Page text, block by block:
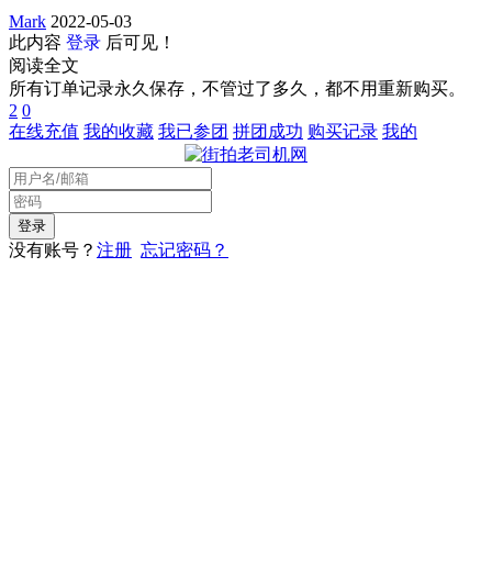
Mark 2022-05-03
此内容 登录 后可见！
阅读全文
所有订单记录永久保存，不管过了多久，都不用重新购买。
2 0
在线充值 我的收藏 我已参团 拼团成功 购买记录 我的
没有账号？ 注册 忘记密码？